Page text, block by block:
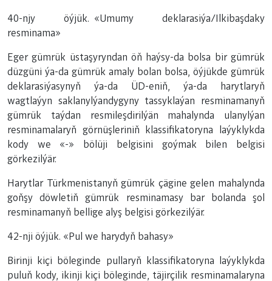
40-njy öýjük. «Umumy deklarasiýa/Ilkibaşdaky
resminama»
Eger gümrük üstaşyryndan öň haýsy-da bolsa bir gümrük
düzgüni ýa-da gümrük amaly bolan bolsa, öýjükde gümrük
deklarasiýasynyň ýa-da ÜD-eniň, ýa-da harytlaryň
wagtlaýyn saklanylýandygyny tassyklaýan resminamanyň
gümrük taýdan resmileşdirilýän mahalynda ulanylýan
resminamalaryň görnüşleriniň klassifikatoryna laýyklykda
kody we «-» bölüji belgisini goýmak bilen belgisi
görkezilýär.
Harytlar Türkmenistanyň gümrük çägine gelen mahalynda
goňşy döwletiň gümrük resminamasy bar bolanda şol
resminamanyň bellige alyş belgisi görkezilýär.
42-nji öýjük. «Pul we harydyň bahasy»
Birinji kiçi böleginde pullaryň klassifikatoryna laýyklykda
puluň kody, ikinji kiçi böleginde, täjirçilik resminamalaryna